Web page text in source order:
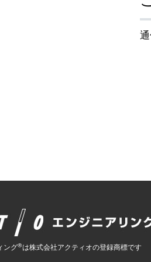
ング®は株式会社アクティオの登録商標です